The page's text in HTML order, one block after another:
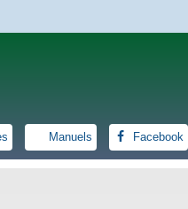
Manuels Facebook